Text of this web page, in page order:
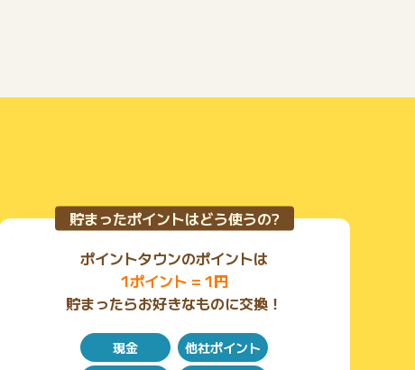
貯まったポイントはどう使うの?
ポイントタウンのポイントは
1ポイント = 1円
貯まったらお好きなものに交換！
現金
他社ポイント